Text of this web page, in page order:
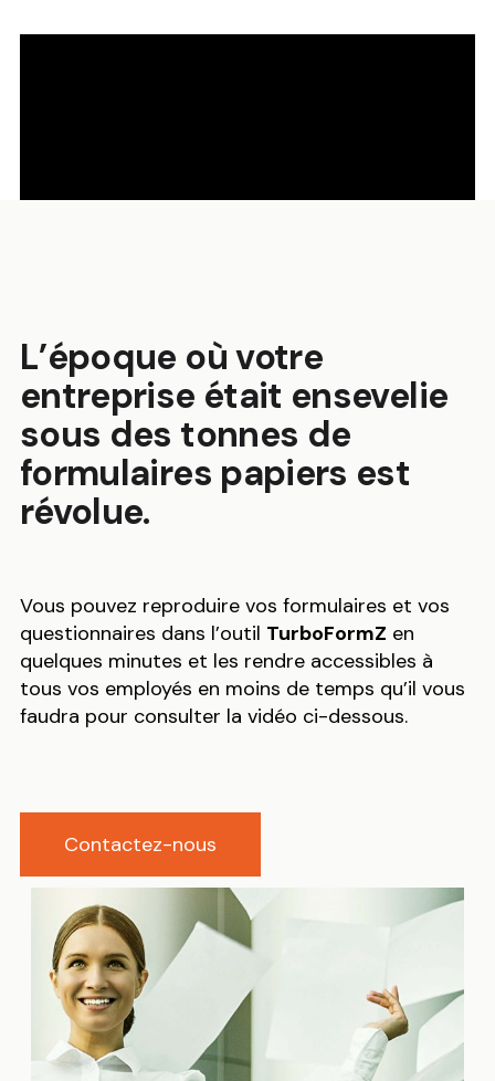
L’époque où votre
entreprise était ensevelie
sous des tonnes de
formulaires papiers est
révolue.
Vous pouvez reproduire vos formulaires et vos
questionnaires dans l’outil TurboFormZ en
quelques minutes et les rendre accessibles à
tous vos employés en moins de temps qu’il vous
faudra pour consulter la vidéo ci-dessous.
Contactez-nous